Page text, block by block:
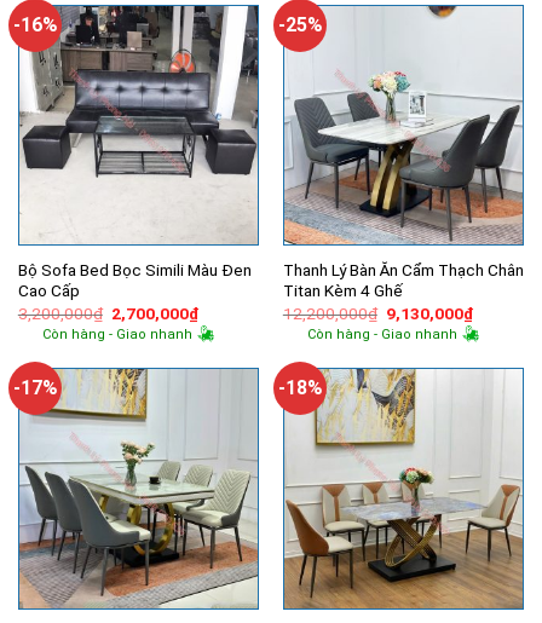
2,090,000₫.
-16%
Bộ Sofa Bed Bọc Simili Màu Đen
Cao Cấp
3,200,000₫ Giá
gốc
là:
2,700,000₫Giá
hiện
tại
2,700,000₫.
Còn hàng - Giao nhanh
-25%
Thanh Lý Bàn Ăn Cẩm Thạch Chân
Titan Kèm 4 Ghế
12,200,000₫ Giá
gốc
là:
9,130,000₫Giá
hiện
tại
Còn hàng - Giao nhanh
-17% -18%